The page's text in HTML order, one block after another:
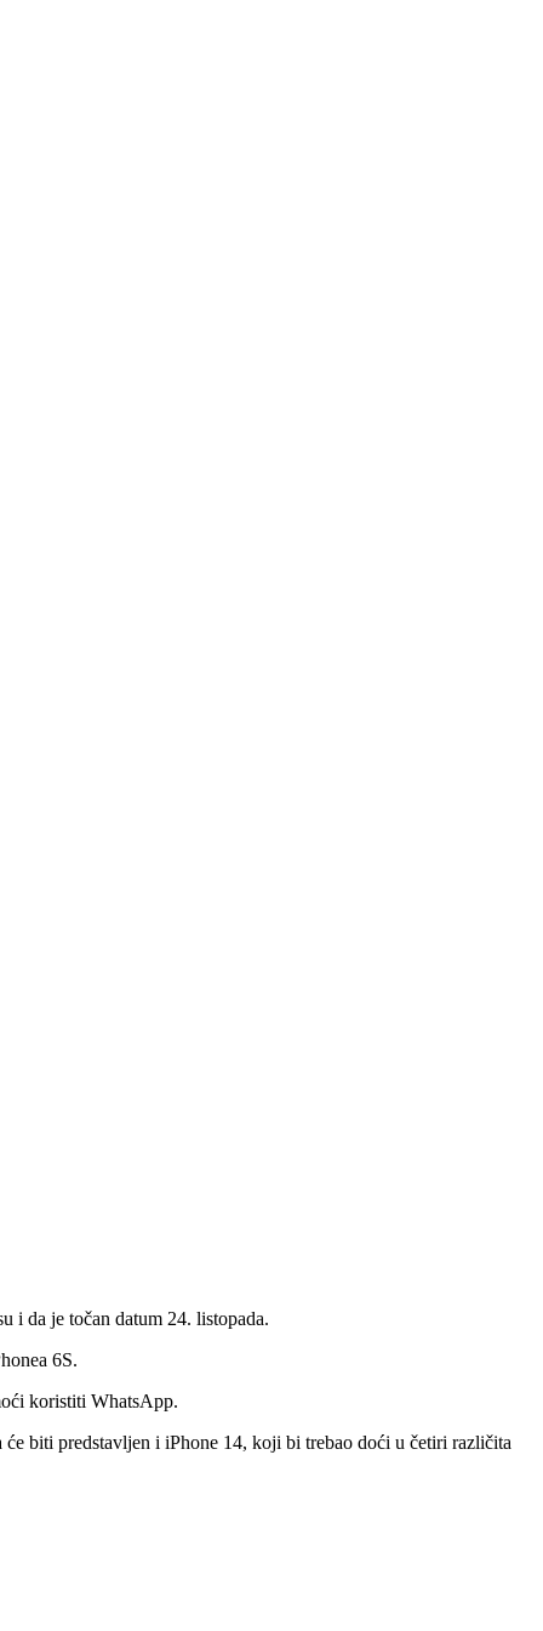
i da je točan datum 24. listopada.
6S.
koristiti WhatsApp.
biti predstavljen i iPhone 14, koji bi trebao doći u četiri različita